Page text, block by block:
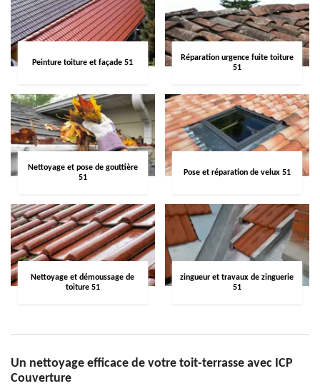
Peinture toiture et façade 51
Réparation urgence fuite toiture
51
Nettoyage et pose de gouttière
51
Pose et réparation de velux 51
Nettoyage et démoussage de
toiture 51
zingueur et travaux de zinguerie
51
Un nettoyage efficace de votre toit-terrasse avec ICP
Couverture